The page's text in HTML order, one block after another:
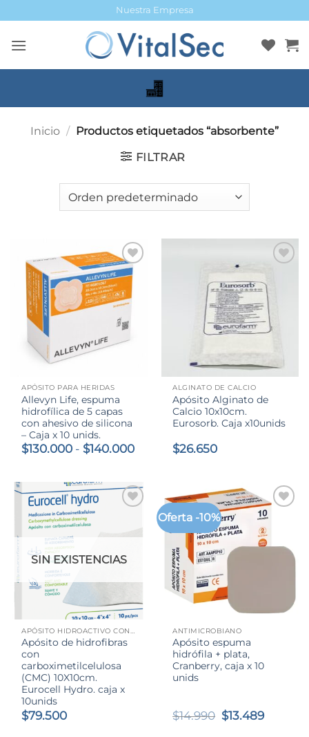
al
contenido
Nuestra Empresa
Inicio / Productos etiquetados “absorbente”
FILTRAR
APÓSITO PARA HERIDAS
Allevyn Life, espuma
hidrofílica de 5 capas
con ahesivo de silicona
– Caja x 10 unids.
$130.000 - $140.000Rango
desde
$130.000
hasta
$140.000
ALGINATO DE CALCIO
Apósito Alginato de
Calcio 10x10cm.
Eurosorb. Caja x10unids
$26.650
SIN EXISTENCIAS
APÓSITO HIDROACTIVO CON CARBOXIMETILCELULOSA (CMC)
Apósito de hidrofibras
con
carboximetilcelulosa
(CMC) 10X10cm.
Eurocell Hydro. caja x
10unids
$79.500
Oferta -10%
ANTIMICROBIANO
Apósito espuma
hidrófila + plata,
Cranberry, caja x 10
unids
$14.990 El
$13.489El